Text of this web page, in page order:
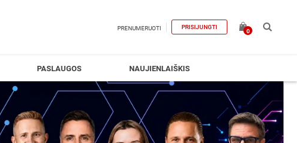
PRENUMERUOTI PRISIJUNGTI
0
PASLAUGOS NAUJIENLAIŠKIS